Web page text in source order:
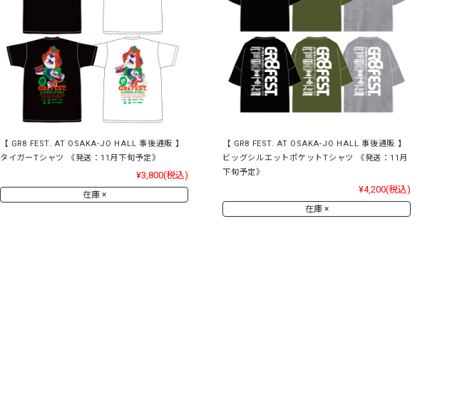
【 GR8 FEST. AT OSAKA-JO HALL 事後通販 】
タイガーTシャツ 《発送：11月下旬予定》
¥3,800(税込)
在庫 ×
【 GR8 FEST. AT OSAKA-JO HALL 事後通販 】
ビッグシルエットポケットTシャツ 《発送：11月
下旬予定》
¥4,200(税込)
在庫 ×